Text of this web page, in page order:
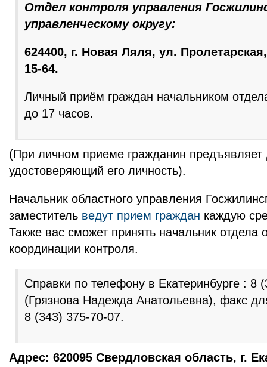
Отдел контроля управления
управленческому округу:
624400, г. Новая Ляля, ул.
15-64.
Личный приём граждан начальником
до 17 часов.
(При личном приеме гражданин предъявляет
удостоверяющий его личность).
Начальник областного управления
заместитель ведут прием граждан каждую
Также вас сможет принять начальник отдела
координации контроля.
Справки по телефону в Екатеринбурге : 8
(Грязнова Надежда Анатольевна), факс
8 (343) 375-70-07.
Адрес: 620095 Свердловская область, г.